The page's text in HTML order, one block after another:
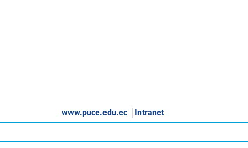
www.puce.edu.ec│ Intranet